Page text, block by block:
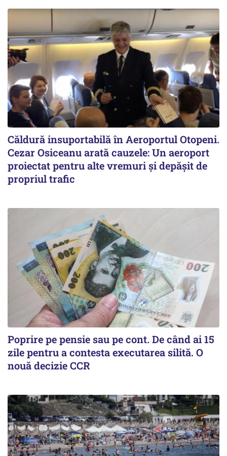
Căldură insuportabilă în Aeroportul Otopeni.
Cezar Osiceanu arată cauzele: Un aeroport
proiectat pentru alte vremuri și depășit de
propriul trafic
Poprire pe pensie sau pe cont. De când ai 15
zile pentru a contesta executarea silită. O
nouă decizie CCR